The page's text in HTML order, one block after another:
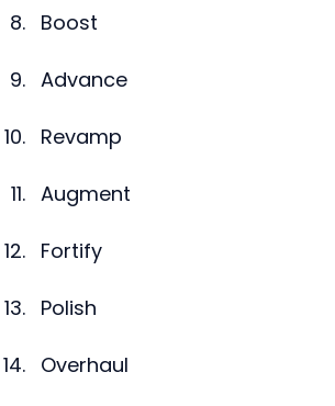
Boost
Advance
Revamp
Augment
Fortify
Polish
Overhaul